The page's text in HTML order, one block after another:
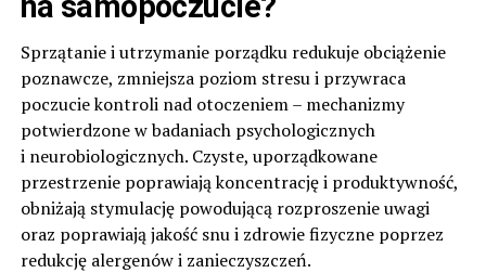
Sprzątanie i utrzymanie porządku redukuje obciążenie
poznawcze, zmniejsza poziom stresu i przywraca
poczucie kontroli nad otoczeniem – mechanizmy
potwierdzone w badaniach psychologicznych
i neurobiologicznych. Czyste, uporządkowane
przestrzenie poprawiają koncentrację i produktywność,
obniżają stymulację powodującą rozproszenie uwagi
oraz poprawiają jakość snu i zdrowie fizyczne poprzez
redukcję alergenów i zanieczyszczeń.